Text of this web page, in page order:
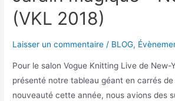
(VKL 2018)
Laisser un commentaire / BLOG,
Pour le salon Vogue Knitting Live de New-
présenté notre tableau géant en carrés
nouveauté cette année, nous avions des